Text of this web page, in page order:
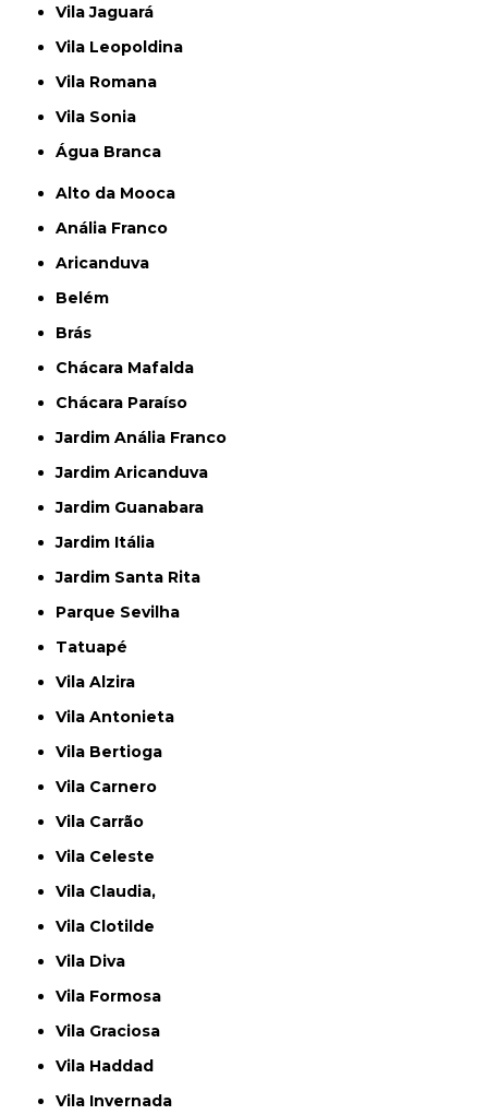
Vila Jaguará
Vila Leopoldina
Vila Romana
Vila Sonia
Água Branca
Alto da Mooca
Anália Franco
Aricanduva
Belém
Brás
Chácara Mafalda
Chácara Paraíso
Jardim Anália Franco
Jardim Aricanduva
Jardim Guanabara
Jardim Itália
Jardim Santa Rita
Parque Sevilha
Tatuapé
Vila Alzira
Vila Antonieta
Vila Bertioga
Vila Carnero
Vila Carrão
Vila Celeste
Vila Claudia,
Vila Clotilde
Vila Diva
Vila Formosa
Vila Graciosa
Vila Haddad
Vila Invernada